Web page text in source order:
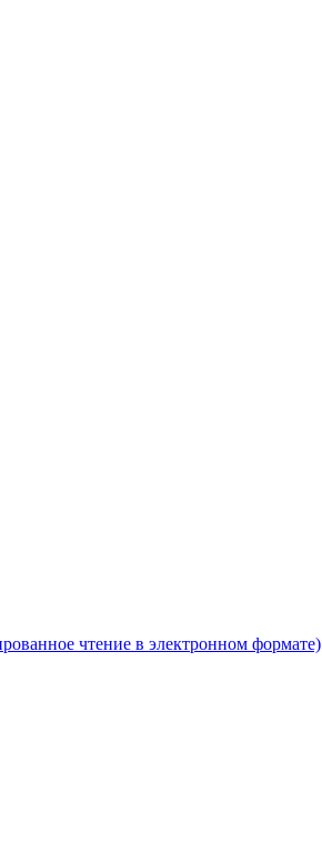
чтение в электронном формате)